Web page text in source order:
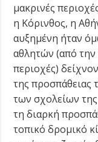
μακρινές
η Κόρινθος, η
αυξημένη ήταν
αθλητών (από
περιοχές)
της προσπάθειας
των σχολείων
τη διαρκή
τοπικό δρομικό